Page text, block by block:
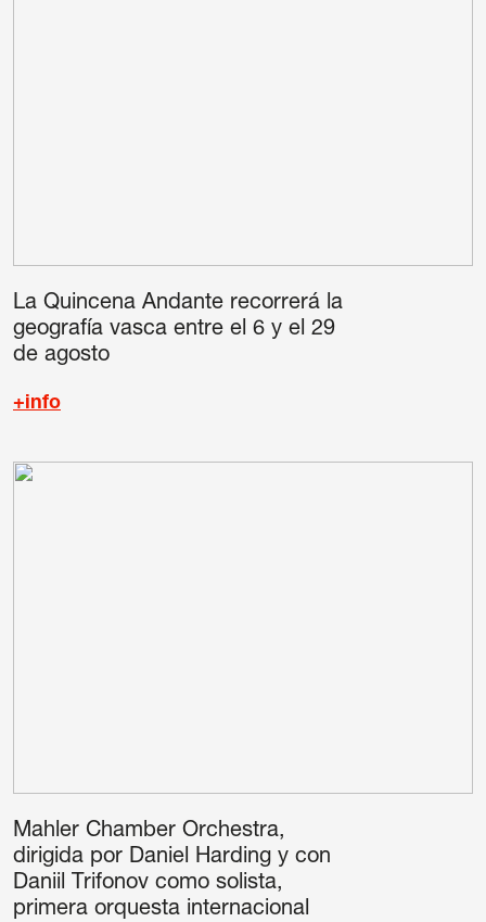
La Quincena Andante recorrerá la
geografía vasca entre el 6 y el 29
de agosto
+info
Mahler Chamber Orchestra,
dirigida por Daniel Harding y con
Daniil Trifonov como solista,
primera orquesta internacional